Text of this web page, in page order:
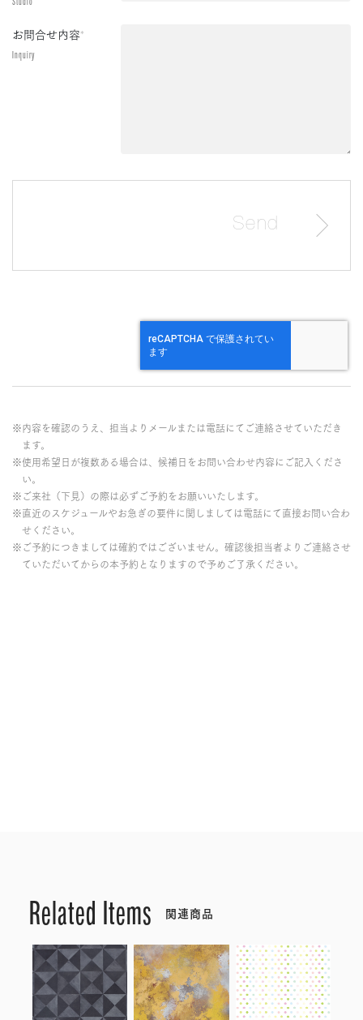
お問合せ内容*
Inquiry
※内容を確認のうえ、担当よりメールまたは電話にてご連絡させていただき
ます。
※使用希望日が複数ある場合は、候補日をお問い合わせ内容にご記入くださ
い。
※ご来社（下見）の際は必ずご予約をお願いいたします。
※直近のスケジュールやお急ぎの要件に関しましては電話にて直接お問い合わ
せください。
※ご予約につきましては確約ではございません。確認後担当者よりご連絡させ
ていただいてからの本予約となりますので予めご了承ください。
Related Items 関連商品